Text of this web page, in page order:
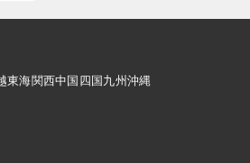
東海関西中国 四国 九州 沖縄